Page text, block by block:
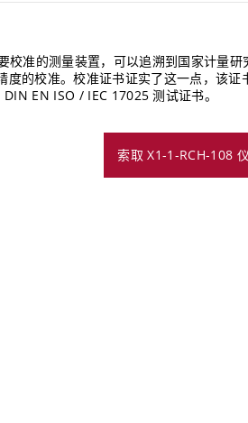
校准的测量装置，可以追溯到国家计量
度的校准。校准证书证实了这一点，该
EN ISO / IEC 17025 测试证书。
索取 X1-1-RCH-108